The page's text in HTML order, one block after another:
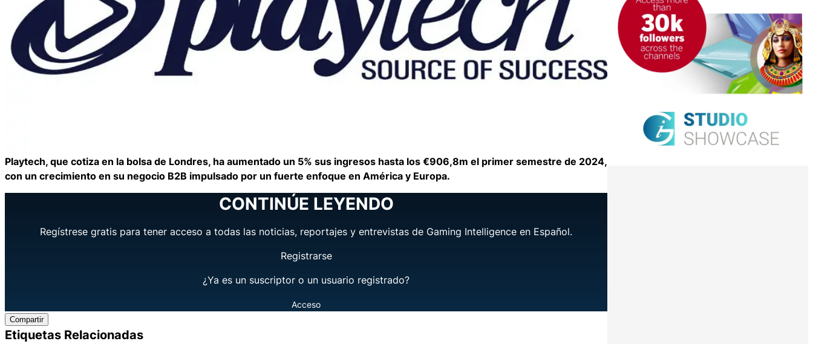
Playtech, que cotiza en la bolsa de Londres, ha aumentado un 5% sus ingresos hasta los €906,8m el primer semestre de 2024,
con un crecimiento en su negocio B2B impulsado por un fuerte enfoque en América y Europa.
CONTINÚE LEYENDO
Regístrese gratis para tener acceso a todas las noticias, reportajes y entrevistas de Gaming Intelligence en Español.
Registrarse
¿Ya es un suscriptor o un usuario registrado?
Acceso
Compartir
Etiquetas Relacionadas